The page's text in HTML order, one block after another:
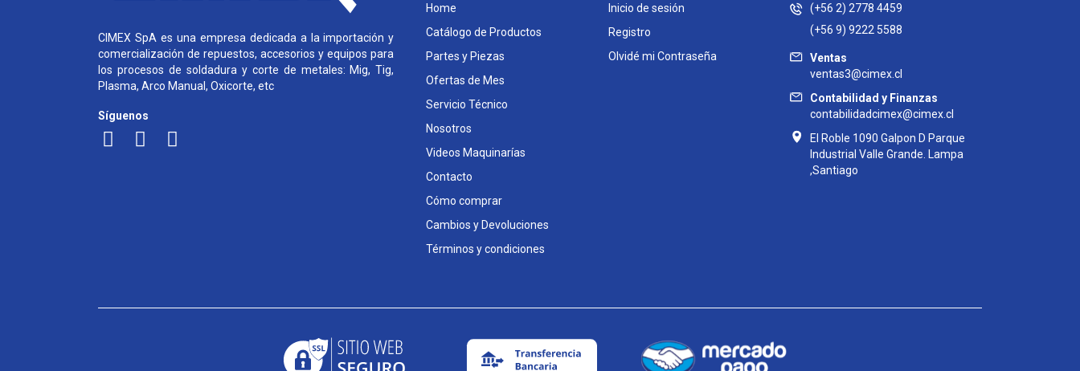
CIMEX SpA es una empresa dedicada a la importación y
comercialización de repuestos, accesorios y equipos para
los procesos de soldadura y corte de metales: Mig, Tig,
Plasma, Arco Manual, Oxicorte, etc
Síguenos
Home
Catálogo de Productos
Partes y Piezas
Ofertas de Mes
Servicio Técnico
Nosotros
Videos Maquinarías
Contacto
Cómo comprar
Cambios y Devoluciones
Términos y condiciones
Inicio de sesión
Registro
Olvidé mi Contraseña
(+56 2) 2778 4459
(+56 9) 9222 5588
Ventas
ventas3@cimex.cl
Contabilidad y Finanzas
contabilidadcimex@cimex.cl
El Roble 1090 Galpon D Parque
Industrial Valle Grande. Lampa
,Santiago